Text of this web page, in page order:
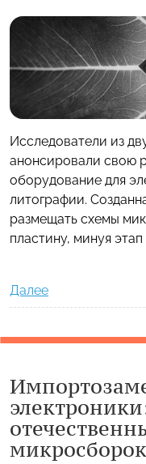
Исследователи из
анонсировали свою
оборудование для
литографии.
размещать схемы
пластину, минуя
Далее
микросборок